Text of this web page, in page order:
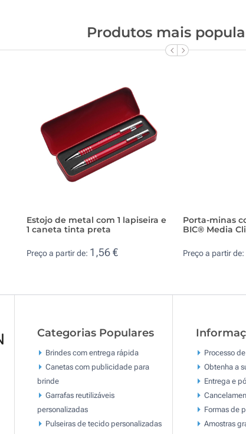
Produtos mais
Estojo de metal com 1 lapiseira e
1 caneta tinta preta
Preço a partir de: 1,56 €
Porta-minas
BIC® Media
Preço a partir de:
Categorias Populares
Brindes com entrega rápida
Canetas com publicidade para
brinde
Garrafas reutilizáveis
personalizadas
Pulseiras de tecido personalizadas
Processo
Obtenha a
Entrega e
Formas de
Amostras